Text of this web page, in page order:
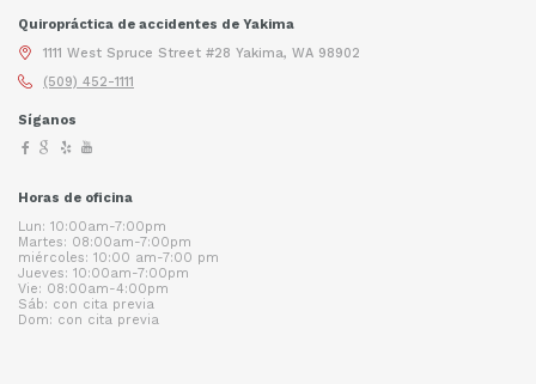
Quiropráctica de accidentes de Yakima
1111 West Spruce Street #28 Yakima, WA 98902
(509) 452-1111
Síganos
Horas de oficina
Lun: 10:00am-7:00pm
Martes: 08:00am-7:00pm
miércoles: 10:00 am-7:00 pm
Jueves: 10:00am-7:00pm
Vie: 08:00am-4:00pm
Sáb: con cita previa
Dom: con cita previa